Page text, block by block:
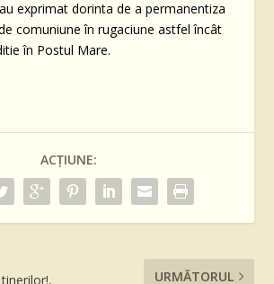
exprimat dorinta de a permanentiza
comuniune în rugaciune astfel încât
în Postul Mare.
ACȚIUNE:
URMĂTORUL